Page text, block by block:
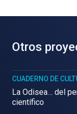
Otros
CUADERNO DE
La Odisea… del
científico